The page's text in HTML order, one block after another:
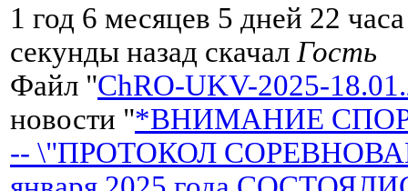
1 год 6 месяцев 5 дней 22
секунды назад скачал Гость
Файл "ChRO-UKV-2025-
новости "*ВНИМАНИЕ
-- \"ПРОТОКОЛ